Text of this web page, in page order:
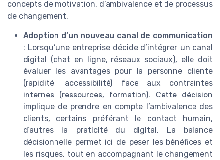
concepts de motivation, d’ambivalence et de processus
de changement.
Adoption d’un nouveau canal de communication
: Lorsqu’une entreprise décide d’intégrer un canal
digital (chat en ligne, réseaux sociaux), elle doit
évaluer les avantages pour la personne cliente
(rapidité, accessibilité) face aux contraintes
internes (ressources, formation). Cette décision
implique de prendre en compte l’ambivalence des
clients, certains préférant le contact humain,
d’autres la praticité du digital. La balance
décisionnelle permet ici de peser les bénéfices et
les risques, tout en accompagnant le changement